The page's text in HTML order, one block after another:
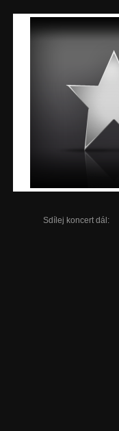
Sdílej koncert dál: